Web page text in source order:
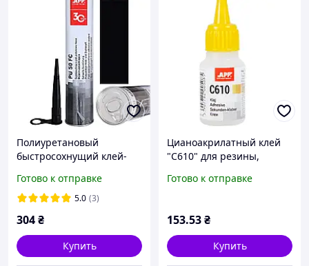
Полиуретановый
быстросохнущий клей-
50 Fast Cure 310мл
Готово к отправке
5.0 (3)
304₴
Купить
Цианоакрилатный клей
"C610" для резины,
APP, 040509
Готово к отправке
153.53₴
Купить